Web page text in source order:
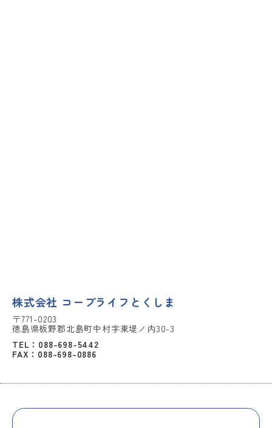
株式会社 コープライフとくしま
〒771-0203
徳島県板野郡北島町中村字東堤ノ内30-3
TEL：088-698-5442
FAX：088-698-0886